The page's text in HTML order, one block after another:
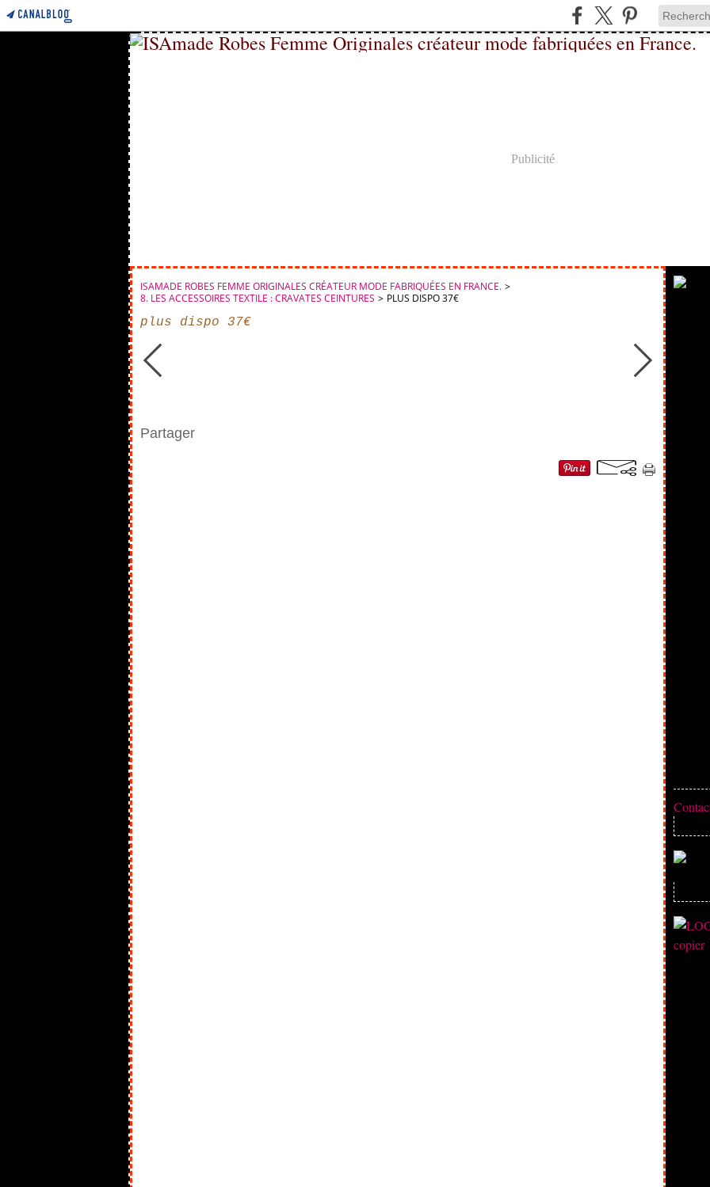
Publicité
ISAMADE ROBES FEMME ORIGINALES CRÉATEUR MODE FABRIQUÉES EN FRANCE. >
8. LES ACCESSOIRES TEXTILE : CRAVATES CEINTURES > PLUS DISPO 37€
plus dispo 37€
Partager